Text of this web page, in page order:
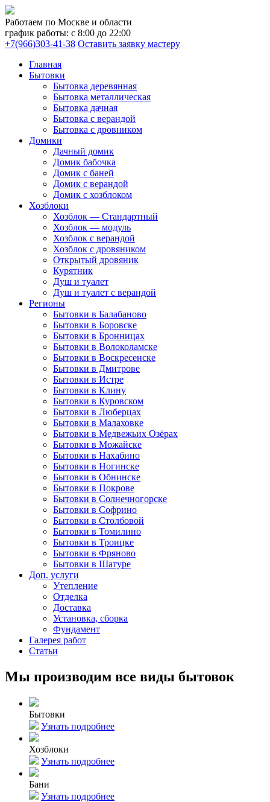
Работаем по Москве и области
график работы: с 8:00 до 22:00
+7(966)303-41-38 Оставить заявку мастеру
Главная
Бытовки
Бытовка деревянная
Бытовка металлическая
Бытовка дачная
Бытовка с верандой
Бытовка с дровником
Домики
Дачный домик
Домик бабочка
Домик с баней
Домик с верандой
Домик с хозблоком
Хозблоки
Хозблок — Стандартный
Хозблок — модуль
Хозблок с верандой
Хозблок с дровяником
Открытый дровяник
Курятник
Душ и туалет
Душ и туалет с верандой
Регионы
Бытовки в Балабаново
Бытовки в Боровске
Бытовки в Бронницах
Бытовки в Волоколамске
Бытовки в Воскресенске
Бытовки в Дмитрове
Бытовки в Истре
Бытовки в Клину
Бытовки в Куровском
Бытовки в Люберцах
Бытовки в Малаховке
Бытовки в Медвежьих Озёрах
Бытовки в Можайске
Бытовки в Нахабино
Бытовки в Ногинске
Бытовки в Обнинске
Бытовки в Покрове
Бытовки в Солнечногорске
Бытовки в Софрино
Бытовки в Столбовой
Бытовки в Томилино
Бытовки в Троицке
Бытовки в Фряново
Бытовки в Шатуре
Доп. услуги
Утепление
Отделка
Доставка
Установка, сборка
Фундамент
Галерея работ
Статьи
Мы производим все виды бытовок
Бытовки
Узнать подробнее
Хозблоки
Узнать подробнее
Бани
Узнать подробнее